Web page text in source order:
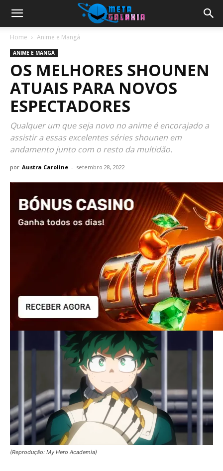
Home Anime e Mangá
ANIME E MANGÁ
OS MELHORES SHOUNEN
ATUAIS PARA NOVOS
ESPECTADORES
Qualquer um que seja novo no anime é encorajado a
assistir a essas excelentes séries shounen em
andamento junto com o resto da multidão.
por Austra Caroline - setembro 28, 2022
(Reprodução: My Hero Academia)